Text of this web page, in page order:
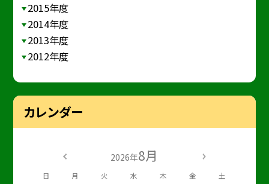
2015年度
2014年度
2013年度
2012年度
カレンダー
2026年8月
日 月 火 水 木 金 土